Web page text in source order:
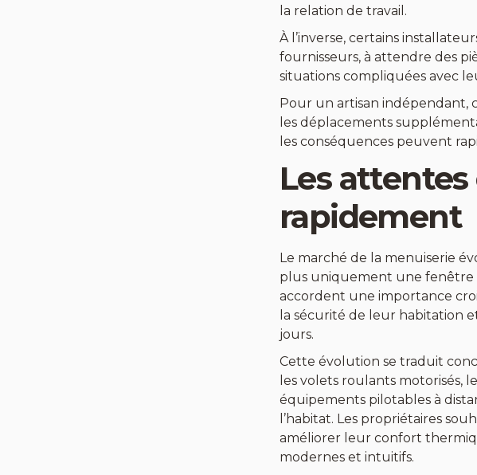
la relation de travail.
À l’inverse, certains
fournisseurs, à attendre des
situations compliquées avec
Pour un artisan indépendant,
les déplacements
les conséquences peuvent
Les
rapidement
Le marché de la menuiserie
plus uniquement une fenêtre
accordent une importance
la sécurité de leur habitation
jours.
Cette évolution se traduit
les volets roulants motorisés,
équipements pilotables à
l’habitat. Les propriétaires
améliorer leur confort
modernes et intuitifs.